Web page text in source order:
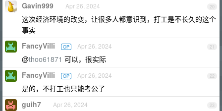
20
Gavin999 Apr 26, 2024
这次经济环境的改变，让很多人都意识到，打工是不长久的这个
事实
21
FancyVilli OP Apr 26, 2024
@thoo61871 可以，很实际
22
FancyVilli OP Apr 26, 2024
是的，不打工也只能考公了
23
guih7 Apr 26, 2024